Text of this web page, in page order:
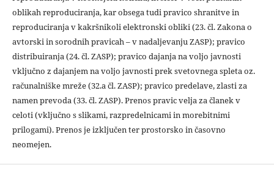
oblikah reproduciranja, kar obsega tudi pravico shranitve in
reproduciranja v kakršnikoli elektronski obliki (23. čl. Zakona o
avtorski in sorodnih pravicah – v nadaljevanju ZASP); pravico
distribuiranja (24. čl. ZASP); pravico dajanja na voljo javnosti
vključno z dajanjem na voljo javnosti prek svetovnega spleta oz.
računalniške mreže (32.a čl. ZASP); pravico predelave, zlasti za
namen prevoda (33. čl. ZASP). Prenos pravic velja za članek v
celoti (vključno s slikami, razpredelnicami in morebitnimi
prilogami). Prenos je izključen ter prostorsko in časovno
neomejen.